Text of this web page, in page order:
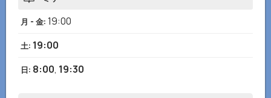
月 - 金: 19:00
土: 19:00
日: 8:00, 19:30